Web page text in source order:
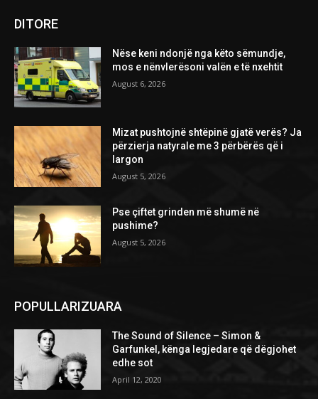
DITORE
Nëse keni ndonjë nga këto sëmundje,
mos e nënvlerësoni valën e të nxehtit
August 6, 2026
Mizat pushtojnë shtëpinë gjatë verës? Ja
përzierja natyrale me 3 përbërës që i
largon
August 5, 2026
Pse çiftet grinden më shumë në
pushime?
August 5, 2026
POPULLARIZUARA
The Sound of Silence – Simon &
Garfunkel, kënga legjedare që dëgjohet
edhe sot
April 12, 2020